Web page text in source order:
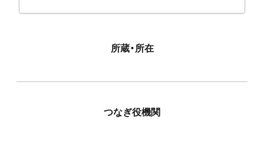
所蔵・所在
つなぎ役機関